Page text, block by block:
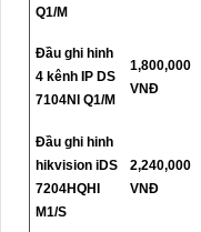
Q1/M
Đầu ghi hinh
4 kênh IP DS
7104NI Q1/M
1,800,000
VNĐ
Đầu ghi hinh
hikvision iDS
7204HQHI
M1/S
2,240,000
VNĐ